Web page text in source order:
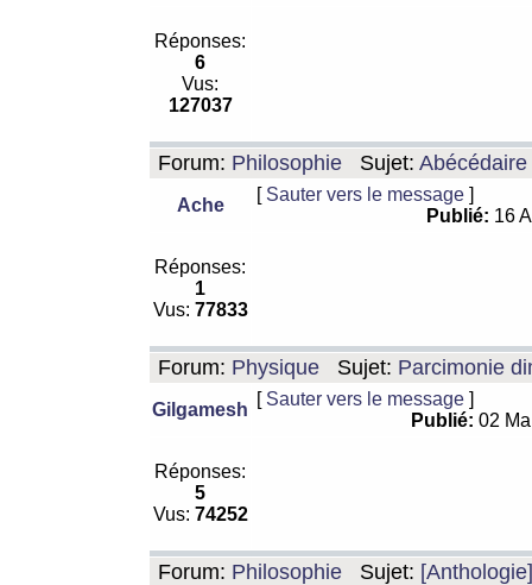
Réponses:
6
Vus:
127037
Forum: Philosophie Sujet: Abécédaire
Ache
[ Sauter vers le message ]
Publié: 16
Réponses:
1
Vus: 77833
Forum: Physique Sujet: Parcimonie
Gilgamesh
[ Sauter vers le message ]
Publié: 02
Réponses:
5
Vus: 74252
Forum: Philosophie Sujet: